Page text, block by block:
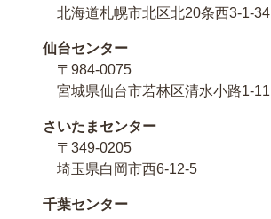
北海道札幌市北区北20条西3-1-34
仙台センター
〒984-0075
宮城県仙台市若林区清水小路1-11
さいたまセンター
〒349-0205
埼玉県白岡市西6-12-5
千葉センター